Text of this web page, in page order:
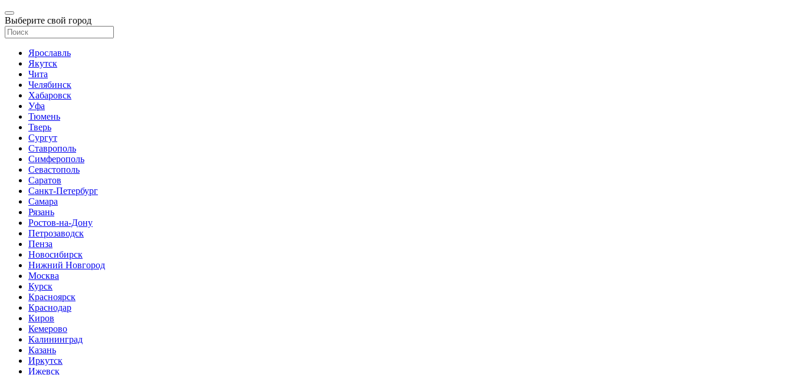
Выберите свой город
Ярославль
Якутск
Чита
Челябинск
Хабаровск
Уфа
Тюмень
Тверь
Сургут
Ставрополь
Симферополь
Севастополь
Саратов
Санкт-Петербург
Самара
Рязань
Ростов-на-Дону
Петрозаводск
Пенза
Новосибирск
Нижний Новгород
Москва
Курск
Красноярск
Краснодар
Киров
Кемерово
Калининград
Казань
Иркутск
Ижевск